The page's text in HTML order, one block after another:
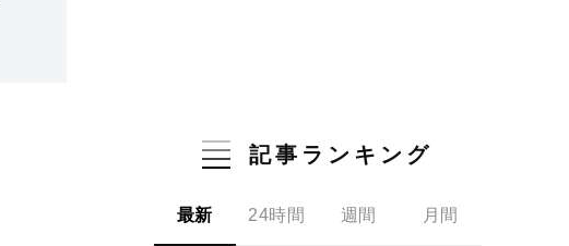
記事ランキング
最新 24時間 週間 月間